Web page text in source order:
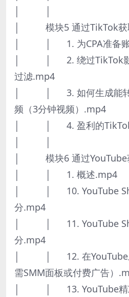
│ 模块5 通过TikTok获
│ │ 1. 为CPA准备账
│ │ 2. 绕过TikTok影
过滤.mp4
│ │ 3. 如何生成能转
频（3分钟视频）.mp4
│ │ 4. 盈利的TikTok
│ 模块6 通过YouTube
│ │ 1. 概述.mp4
│ │ 10. YouTube
分.mp4
│ │ 11. YouTube
分.mp4
│ │ 12. 在YouTube上
需SMM面板或付费广告）
│ │ 13. YouTube精